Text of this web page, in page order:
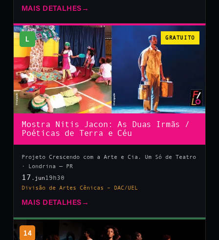
MAIS DETALHES →
L GRATUITO
Mostra Nitis Jacon: As Duas Irmãs /
Poéticas de Terra e Céu
Projeto Crescendo com a Arte e Cia. Um Só de Teatro
· Londrina — PR
17 .jun 19h30
Divisão de Artes Cênicas – DAC/UEL
MAIS DETALHES →
14